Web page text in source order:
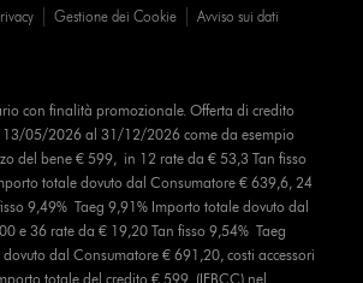
Gestione dei Cookie Avviso sui dati
con finalità promozionale. Offerta di credito
05/2026 al 31/12/2026 come da esempio
del bene € 599, in 12 rate da € 53,3 Tan fisso
totale dovuto dal Consumatore € 639,6, 24
9,49% Taeg 9,91% Importo totale dovuto dal
e 36 rate da € 19,20 Tan fisso 9,54% Taeg
dal Consumatore € 691,20, costi accessori
totale del credito € 599. (IEBCC) nel